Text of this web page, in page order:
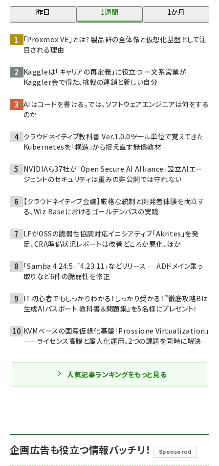
昨日 1週間 1か月
「Proxmox VE」とは? 製品群の全体像と仮想化基盤として注
目される理由
Kaggleは「キャリアの再定義」に役立つ ー文系営業が
Kaggler会で得た、挑戦の連鎖と新しい自分
AIはコードを書ける。では、ソフトウェアエンジニアは何をする
のか
クラウドネイティブ教科書 Ver.1.0.0――ツール単位で覚えてきた
Kubernetesを「構造」から捉え直す無償教材
NVIDIAら37社が「Open Secure AI Alliance」設立――AIエー
ジェントのセキュリティは重みの非公開では守れない
【クラウドネイティブ会議】厳格な統制と開発者体験を両立す
る、Wiz Baseにおけるゴールデンパスの実践
LFがOSSの脆弱性協調対応イニシアティブ「Akrites」を発
足、CRA準備状況レポートは改善どころか悪化、ほか
「Samba 4.24.5」「4.23.11」などリリース ─ ADドメイン乗っ
取りなど6件の脆弱性を修正
IT初心者でもしっかりわかる！しっかり受かる！『徹底攻略Biz
生成AIパスポート 教科書＆問題集』を5名様にプレゼント！
KVMベースの国産仮想化基盤「Prossione Virtualization」
——ライセンス高騰と属人化運用、2つの課題を同時に解決
人気記事ランキングをもっと見る
企画広告も役立つ情報バッチリ！ Sponsored